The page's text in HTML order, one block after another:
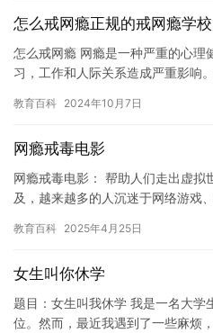
怎么戒网瘾正规的戒网瘾学校
怎么戒网瘾 网瘾是一种严重的心理
习，工作和人际关系造成严重影响
的有…
教育百科 2024年10月7日
网瘾戒毒电影
网瘾戒毒电影： 帮助人们走出虚拟
及，越来越多的人沉迷于网络游戏
来源…
教育百科 2025年4月25日
女生叫你休学
题目：女生叫我休学 我是一名大学
位。然而，最近我遇到了一些麻烦